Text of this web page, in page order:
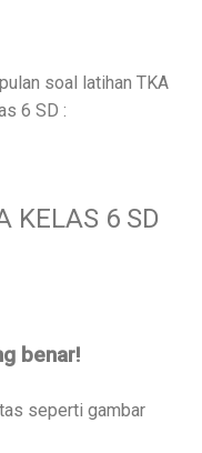
soal latihan TKA
6 SD :
KELAS 6 SD
benar!
seperti gambar